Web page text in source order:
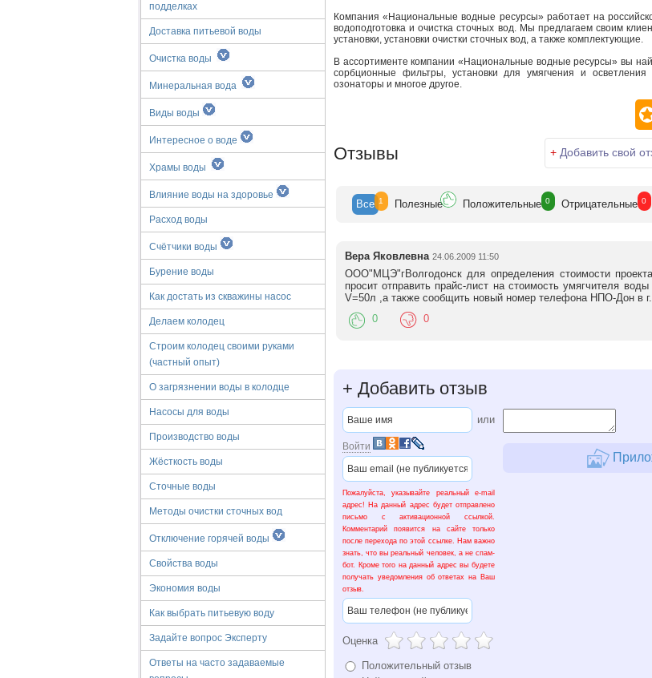
подделках
Доставка питьевой воды
Очистка воды
Минеральная вода
Виды воды
Интересное о воде
Храмы воды
Влияние воды на здоровье
Расход воды
Счётчики воды
Бурение воды
Как достать из скважины насос
Делаем колодец
Строим колодец своими руками
(частный опыт)
О загрязнении воды в колодце
Насосы для воды
Производство воды
Жёсткость воды
Сточные воды
Методы очистки сточных вод
Отключение горячей воды
Свойства воды
Экономия воды
Как выбрать питьевую воду
Задайте вопрос Эксперту
Ответы на часто задаваемые
Компания «Национальные водные ресурсы» работает на
водоподготовка и очистка сточных вод. Мы предлагаем своим
установки, установки очистки сточных вод, а также комплектующие.
В ассортименте компании «Национальные водные ресурсы» вы
сорбционные фильтры, установки для умягчения и
озонаторы и многое другое.
Отзывы + Добавить свой
Все 1 Полезные Положительные 0 Отрицательные 0
Вера Яковлевна 24.06.2009 11:50
ООО"МЦЭ"гВолгодонск для определения стоимости
просит отправить прайс-лист на стоимость умягчителя
V=50л ,а также сообщить новый номер телефона НПО-Дон в
0 0
+ Добавить отзыв
или
Войти
Пожалуйста, указывайте реальный e-mail
адрес! На данный адрес будет отправлено
письмо с активационной ссылкой.
Комментарий появится на сайте только
после перехода по этой ссылке. Нам важно
знать, что вы реальный человек, а не спам-
бот. Кроме того на данный адрес вы будете
получать уведомления об ответах на Ваш
отзыв.
Оценка
Положительный отзыв